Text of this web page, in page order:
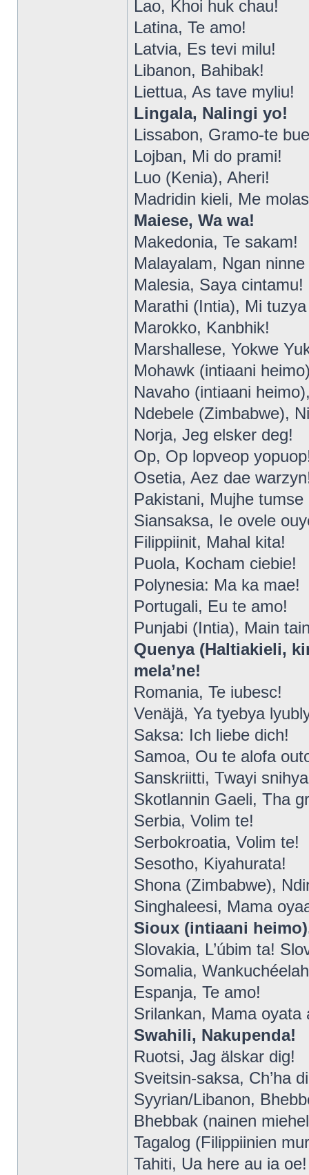
Lao, Khoi huk chau!
Latina, Te amo!
Latvia, Es tevi milu!
Libanon, Bahibak!
Liettua, As tave myliu!
Lingala, Nalingi yo!
Lissabon, Gramo-te
Lojban, Mi do prami!
Luo (Kenia), Aheri!
Madridin kieli, Me
Maiese, Wa wa!
Makedonia, Te sakam!
Malayalam, Ngan
Malesia, Saya cintamu!
Marathi (Intia), Mi
Marokko, Kanbhik!
Marshallese, Yokwe
Mohawk (intiaani
Navaho (intiaani
Ndebele (Zimbabwe),
Norja, Jeg elsker deg!
Op, Op lopveop
Osetia, Aez dae
Pakistani, Mujhe
Siansaksa, Ie ovele
Filippiinit, Mahal kita!
Puola, Kocham ciebie!
Polynesia: Ma ka mae!
Portugali, Eu te amo!
Punjabi (Intia), Main
Quenya (Haltiakieli,
mela’ne!
Romania, Te iubesc!
Venäjä, Ya tyebya
Saksa: Ich liebe dich!
Samoa, Ou te alofa
Sanskriitti, Twayi
Skotlannin Gaeli, Tha
Serbia, Volim te!
Serbokroatia, Volim te!
Sesotho, Kiyahurata!
Shona (Zimbabwe),
Singhaleesi, Mama
Sioux (intiaani
Slovakia, L’úbim ta!
Somalia,
Espanja, Te amo!
Srilankan, Mama oyata
Swahili, Nakupenda!
Ruotsi, Jag älskar dig!
Sveitsin-saksa, Ch’ha
Syyrian/Libanon,
Bhebbak (nainen
Tagalog (Filippiinien
Tahiti, Ua here au ia oe!